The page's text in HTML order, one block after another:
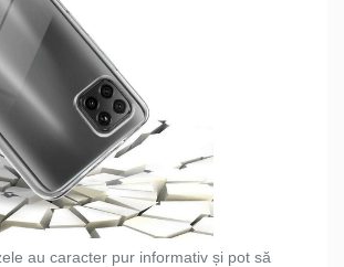
au caracter pur informativ și pot să